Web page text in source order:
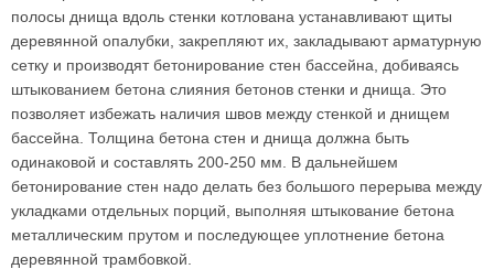
полосы днища вдоль стенки котлована устанавливают щиты
деревянной опалубки, закрепляют их, закладывают арматурную
сетку и производят бетонирование стен бассейна, добиваясь
штыкованием бетона слияния бетонов стенки и днища. Это
позволяет избежать наличия швов между стенкой и днищем
бассейна. Толщина бетона стен и днища должна быть
одинаковой и составлять 200-250 мм. В дальнейшем
бетонирование стен надо делать без большого перерыва между
укладками отдельных порций, выполняя штыкование бетона
металлическим прутом и последующее уплотнение бетона
деревянной трамбовкой.